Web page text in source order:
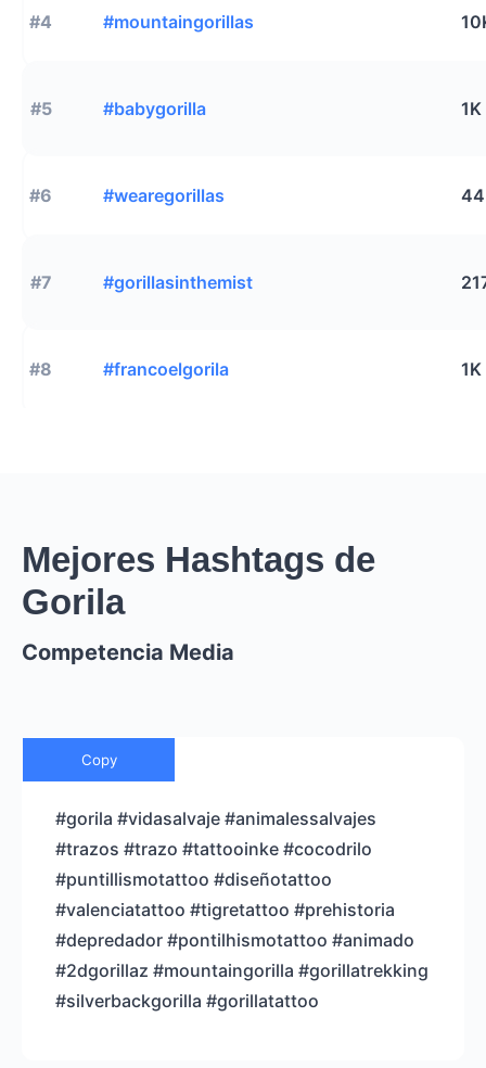
#4 #mountaingorillas
#5 #babygorilla 1K
#6 #wearegorillas
#7 #gorillasinthemist
#8 #francoelgorila 1K
Mejores Hashtags de
Gorila
Competencia Media
Copy
#gorila #vidasalvaje #animalessalvajes
#trazos #trazo #tattooinke #cocodrilo
#puntillismotattoo #diseñotattoo
#valenciatattoo #tigretattoo #prehistoria
#depredador #pontilhismotattoo #animado
#2dgorillaz #mountaingorilla #gorillatrekking
#silverbackgorilla #gorillatattoo